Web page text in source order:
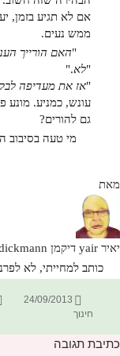
אם לא תגיע בזמן,
ממש נעים.
"האם הורייך
"לא."
"אז את מעדיפה
עונש, כמניע. מונע
גם להורים?
מי טעה בסיבוב
מאת
יאיר yair דיקמן dickmann
כותב למחייתי, לא
פורסם
24/09/2013
חינוך
כתיבת תגובה